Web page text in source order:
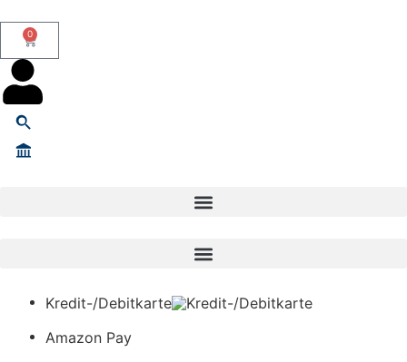
0
Kredit-/Debitkarte
Amazon Pay